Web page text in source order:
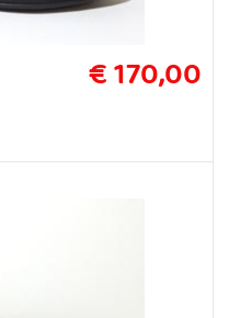
€ 170,00